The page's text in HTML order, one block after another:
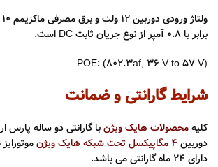
برابر با ۰.۸ آمپر از نوع جریان ثابت DC است.
POE: (802.3af, 36 V to 57 V)
شرایط گارانتی و ضمانت
کلیهمحصولات هایک ویژنبا گارانتی دو ساله پارس
دوربین
دارای 24 ماه گارانتی می باشد.